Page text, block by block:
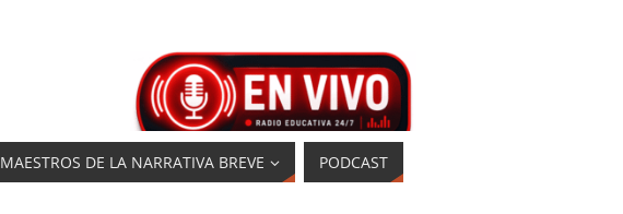
MAESTROS DE LA NARRATIVA BREVE PODCAST